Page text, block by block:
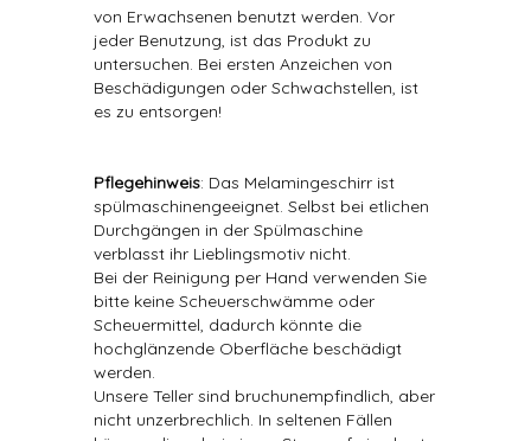
von Erwachsenen benutzt werden. Vor
jeder Benutzung, ist das Produkt zu
untersuchen. Bei ersten Anzeichen von
Beschädigungen oder Schwachstellen, ist
es zu entsorgen!
Pflegehinweis: Das Melamingeschirr ist
spülmaschinengeeignet. Selbst bei etlichen
Durchgängen in der Spülmaschine
verblasst ihr Lieblingsmotiv nicht.
Bei der Reinigung per Hand verwenden Sie
bitte keine Scheuerschwämme oder
Scheuermittel, dadurch könnte die
hochglänzende Oberfläche beschädigt
werden.
Unsere Teller sind bruchunempfindlich, aber
nicht unzerbrechlich. In seltenen Fällen